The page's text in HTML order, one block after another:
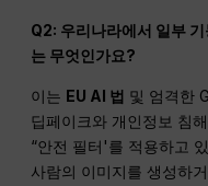
Q2: 우리나라에서 일부
는 무엇인가요?
이는 EU AI 법 및 엄격한
딥페이크와 개인정보 침
“안전 필터'를 적용하고
사람의 이미지를 생성하